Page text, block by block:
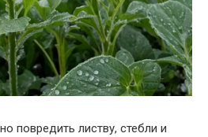
повредить листву, стебли и